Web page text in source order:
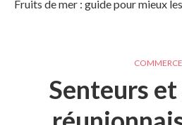
Fruits de mer : guide pour mieux
COMMERCE
Senteurs